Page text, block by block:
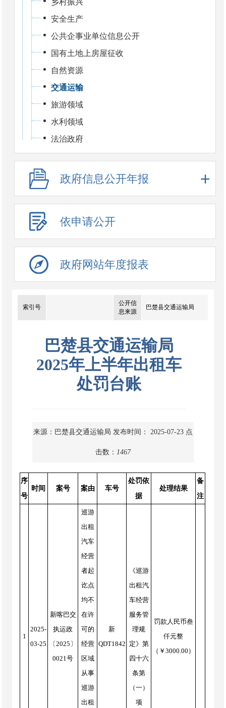
乡村振兴
安全生产
公共企事业单位信息公开
国有土地上房屋征收
自然资源
交通运输
旅游领域
水利领域
法治政府
政府信息公开年报
依申请公开
政府网站年度报表
索引号
公开信
息来源
巴楚县交通运输局
巴楚县交通运输局
2025年上半年出租车
处罚台账
来源：巴楚县交通运输局 发布时间： 2025-07-23 点
击数： 1467
序
号
时间 案号 案由 车号
处罚依
据
处理结果
备
注
1
2025-
03-25
新喀巴交
执运政
〔2025〕
0021号
巡游
出租
汽车
经营
者起
讫点
均不
在许
可的
经营
区域
从事
巡游
出租
新
QDT1842
《巡游
出租汽
车经营
服务管
理规
定》第
四十六
条第
（一）
项
罚款人民币叁
仟元整
（￥3000.00）